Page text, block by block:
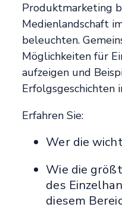
Produktmarketing
Medienlandschaft
beleuchten.
Möglichkeiten für
aufzeigen und
Erfolgsgeschichten
Erfahren Sie:
Wer die
Wie die
des
diesem